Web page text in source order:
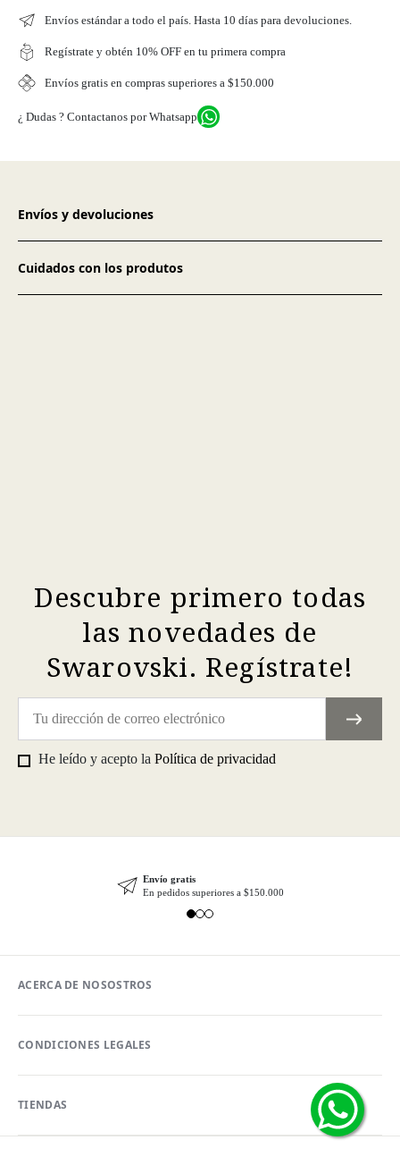
Envíos estándar a todo el país. Hasta 10 días para devoluciones.
Regístrate y obtén 10% OFF en tu primera compra
Envíos gratis en compras superiores a $150.000
¿ Dudas ? Contactanos por Whatsapp
Envíos y devoluciones
Cuidados con los produtos
Descubre primero todas
las novedades de
Swarovski. Regístrate!
He leído y acepto la Política de privacidad
Envío gratis
En pedidos superiores a $150.000
ACERCA DE NOSOSTROS
CONDICIONES LEGALES
TIENDAS